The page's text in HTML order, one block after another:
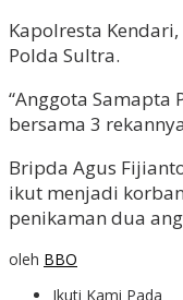
Kapolresta
Polda Sultra.
“Anggota
bersama 3
Bripda Agus
ikut menjadi
penikaman dua
oleh BBO
Ikuti Kami Pada